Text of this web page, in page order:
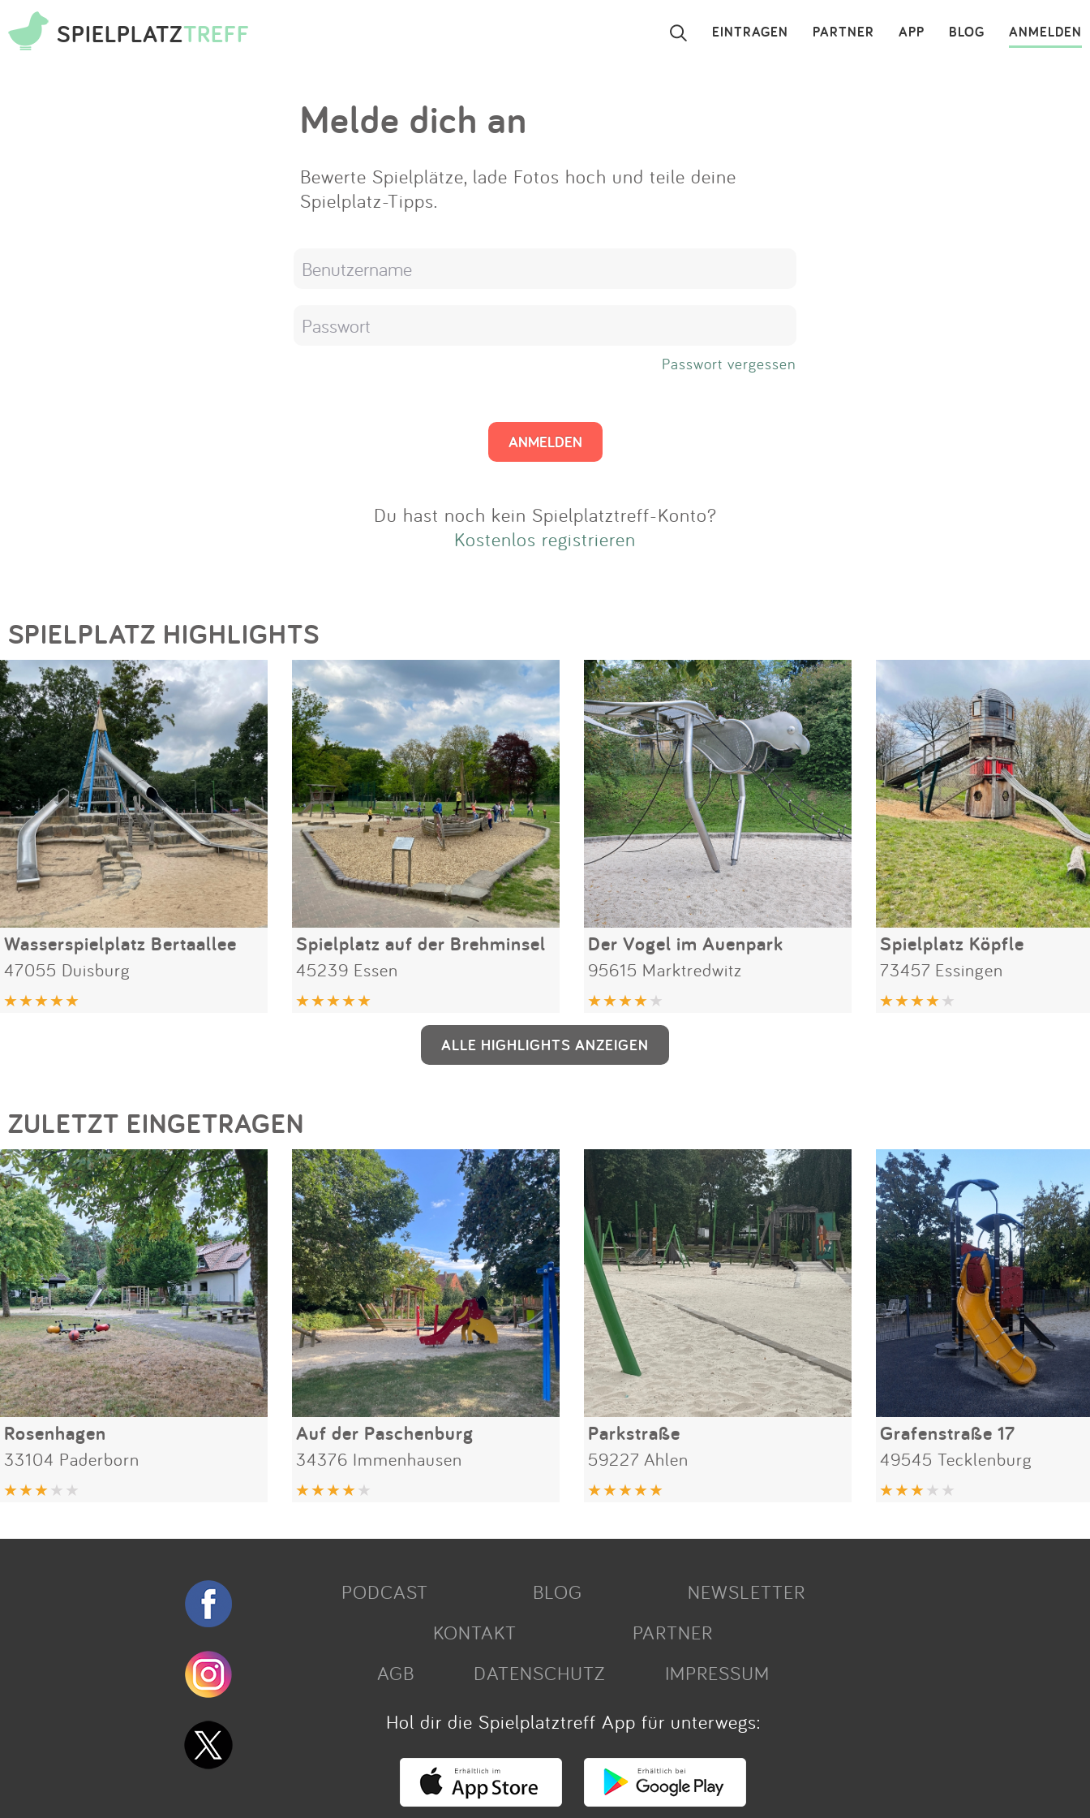
SPIELPLATZTREFF ANMELDEN
BLOG
APP
PARTNER
EINTRAGEN ×
App
Anmelden
Melde dich an
Bewerte Spielplätze, lade Fotos hoch und teile deine
Spielplatz-Tipps.
Passwort vergessen
Du hast noch kein Spielplatztreff-Konto?
Kostenlos registrieren
SPIELPLATZ HIGHLIGHTS
Wasserspielplatz Bertaallee
47055 Duisburg
Spielplatz auf der Brehminsel
45239 Essen
Der Vogel im Auenpark
95615 Marktredwitz
Spielplatz Köpfle
73457 Essingen
ALLE HIGHLIGHTS ANZEIGEN
ZULETZT EINGETRAGEN
Rosenhagen
33104 Paderborn
Auf der Paschenburg
34376 Immenhausen
Parkstraße
59227 Ahlen
Grafenstraße 17
49545 Tecklenburg
PODCAST BLOG
NEWSLETTER
KONTAKT
PARTNER
AGB
DATENSCHUTZ
IMPRESSUM
Hol dir die Spielplatztreff App für unterwegs: